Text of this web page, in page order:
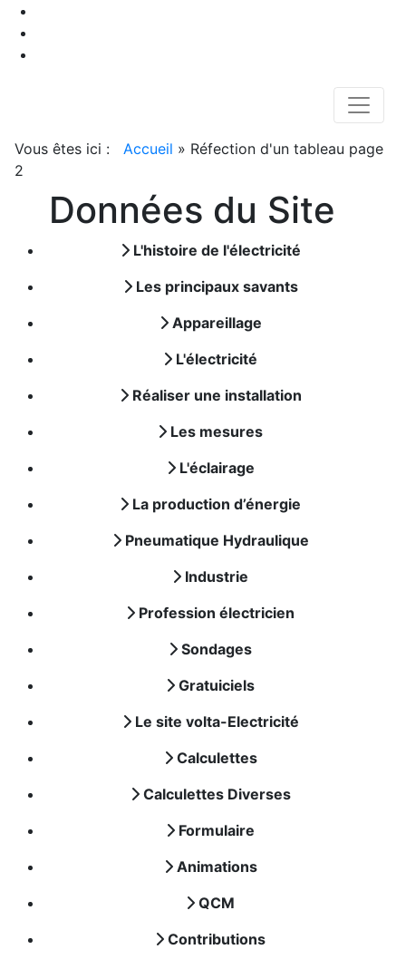
Vous êtes ici : Accueil » Réfection d'un tableau page
2
Données du Site
L'histoire de l'électricité
Les principaux savants
Appareillage
L'électricité
Réaliser une installation
Les mesures
L'éclairage
La production d’énergie
Pneumatique Hydraulique
Industrie
Profession électricien
Sondages
Gratuiciels
Le site volta-Electricité
Calculettes
Calculettes Diverses
Formulaire
Animations
QCM
Contributions